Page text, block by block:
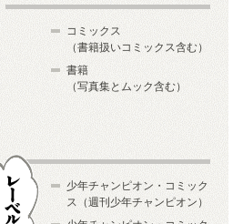
コミックス
（書籍扱いコミックス含む）
書籍
（写真集とムック含む）
少年チャンピオン・コミック
ス（週刊少年チャンピオン）